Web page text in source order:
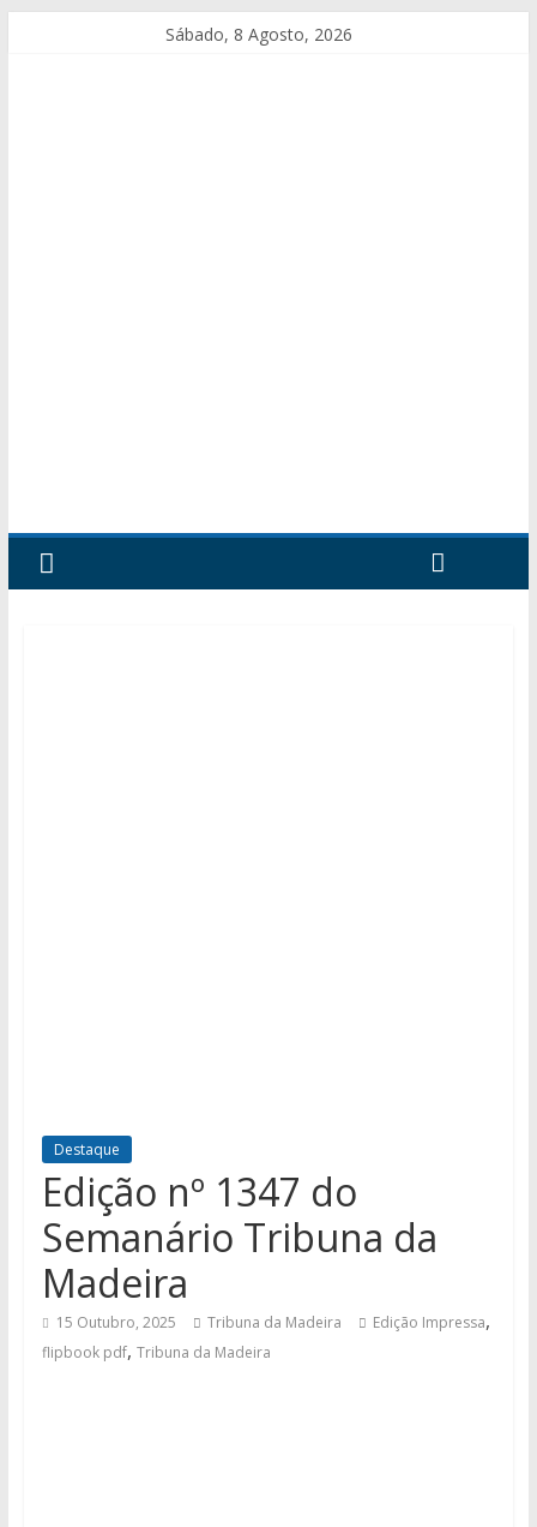
Sábado, 8 Agosto, 2026
Destaque
Edição nº 1347 do
Semanário Tribuna da
Madeira
15 Outubro, 2025 Tribuna da Madeira Edição Impressa,
flipbook pdf, Tribuna da Madeira